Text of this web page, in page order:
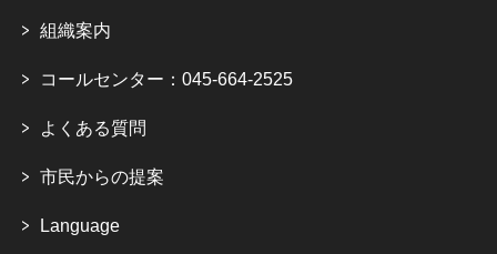
組織案内
コールセンター：045-664-2525
よくある質問
市民からの提案
Language